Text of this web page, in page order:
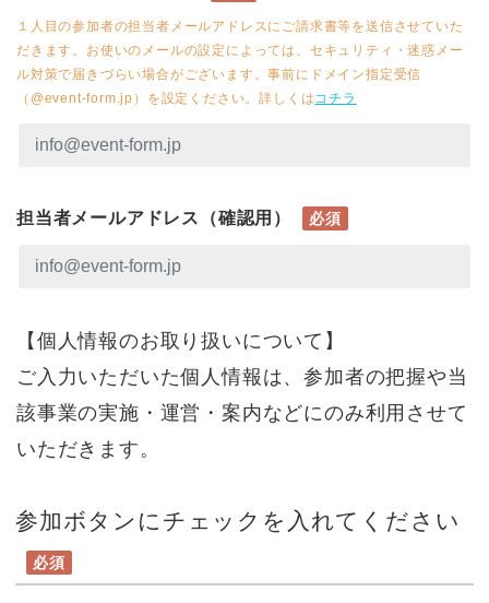
１人目の参加者の担当者メールアドレスにご請求書等を送信させていた
だきます。お使いのメールの設定によっては、セキュリティ・迷惑メー
ル対策で届きづらい場合がございます。事前にドメイン指定受信
（@event-form.jp）を設定ください。詳しくはコチラ
担当者メールアドレス（確認用） 必須
【個人情報のお取り扱いについて】
ご入力いただいた個人情報は、参加者の把握や当
該事業の実施・運営・案内などにのみ利用させて
いただきます。
参加ボタンにチェックを入れてください
必須